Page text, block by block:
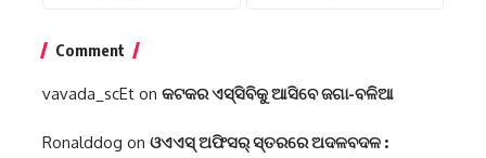
Comment
vavada_scEt on କଟକର ଏସ୍‌ସିବିକୁ ଆସିବେ ଜଗା-ବଳିଆ
Ronalddog on ଓଏଏସ୍‌ ଅଫିସର୍‌ ସ୍ତରରେ ଅଦଳବଦଳ :